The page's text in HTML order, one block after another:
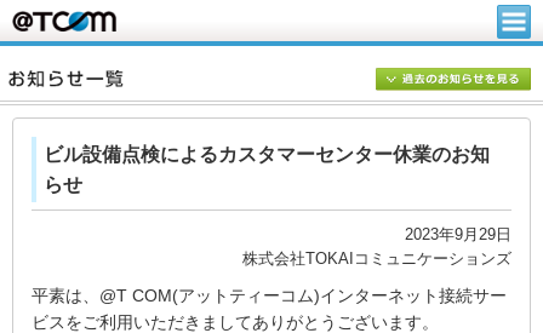
ビル設備点検によるカスタマーセンター休業のお知
らせ
2023年9月29日
株式会社TOKAIコミュニケーションズ
平素は、@T COM(アットティーコム)インターネット接続サー
ビスをご利用いただきましてありがとうございます。